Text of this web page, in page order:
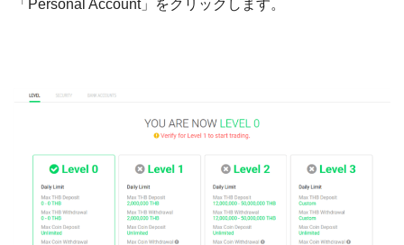
「Personal Account」をクリックします。